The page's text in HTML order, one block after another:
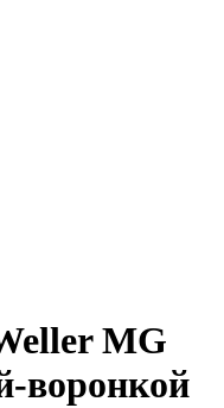
MG
воронкой